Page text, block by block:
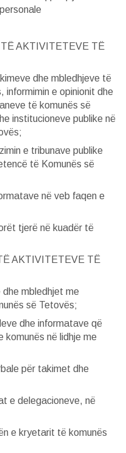
AKTIVITETEVE TË
dhe mbledhjeve të
informimin e opinionit dhe
të komunës së
institucioneve publike në
e tribunave publike
të Komunës së
në veb faqen e
tjerë në kuadër të
AKTIVITETEVE TË
mbledhjet me
së Tetovës;
dhe informatave që
komunës në lidhje me
për takimet dhe
e delegacioneve, në
e kryetarit të komunës